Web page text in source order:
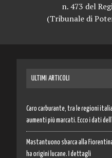
n. 473 del
(Tribunale di
ULTIMI ARTICOLI
Caro carburante, tra le regioni
aumenti più marcati. Ecco i dati
Mastantuono sbarca alla
ha origini lucane. I dettagli